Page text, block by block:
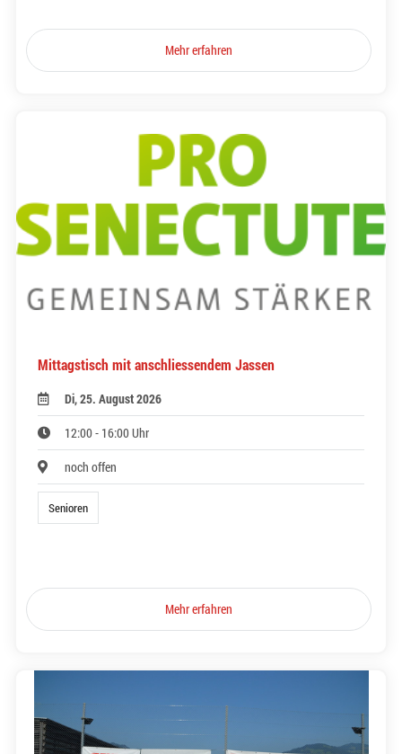
Mehr erfahren
Mittagstisch mit anschliessendem Jassen
Di, 25. August 2026
12:00 - 16:00 Uhr
noch offen
Senioren
Mehr erfahren